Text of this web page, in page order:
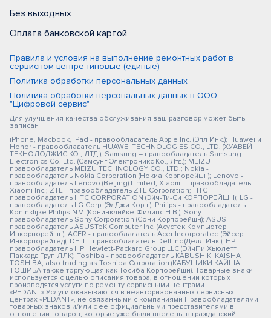
Без выходных
Оплата банковской картой
Правила и условия на выполнение ремонтных работ в
сервисном центре типовые (единые)
Политика обработки персональных данных
Политика обработки персональных данных в ООО
"Цифровой сервис"
Для улучшения качества обслуживания ваш разговор может быть
записан
iPhone, Macbook, iPad - правообладатель Apple Inc. (Эпл Инк.); Huawei и
Honor - правообладатель HUAWEI TECHNOLOGIES CO., LTD. (ХУАВЕЙ
ТЕКНОЛОДЖИС КО., ЛТД.); Samsung – правообладатель Samsung
Electronics Co. Ltd. (Самсунг Электроникс Ко., Лтд.); MEIZU -
правообладатель MEIZU TECHNOLOGY CO., LTD.; Nokia -
правообладатель Nokia Corporation (Нокиа Корпорейшн); Lenovo -
правообладатель Lenovo (Beijing) Limited; Xiaomi - правообладатель
Xiaomi Inc.; ZTE - правообладатель ZTE Corporation; HTC -
правообладатель HTC CORPORATION (Эйч-Ти-Си КОРПОРЕЙШН); LG -
правообладатель LG Corp. (ЭлДжи Корп.); Philips - правообладатель
Koninklijke Philips N.V. (Конинклийке Филипс Н.В.); Sony -
правообладатель Sony Corporation (Сони Корпорейшн); ASUS -
правообладатель ASUSTeK Computer Inc. (Асустек Компьютер
Инкорпорейшн); ACER - правообладатель Acer Incorporated (Эйсер
Инкорпорейтед); DELL - правообладатель Dell Inc.(Делл Инк.); HP -
правообладатель HP Hewlett-Packard Group LLC (ЭйчПи Хьюлетт
Паккард Груп ЛЛК); Toshiba - правообладатель KABUSHIKI KAISHA
TOSHIBA, also trading as Toshiba Corporation (КАБУШИКИ КАЙША
ТОШИБА также торгующая как Тосиба Корпорейшн). Товарные знаки
используется с целью описания товара, в отношении которых
производятся услуги по ремонту сервисными центрами
«PEDANT».Услуги оказываются в неавторизованных сервисных
центрах «PEDANT», не связанными с компаниями Правообладателями
товарных знаков и/или с ее официальными представителями в
отношении товаров, которые уже были введены в гражданский